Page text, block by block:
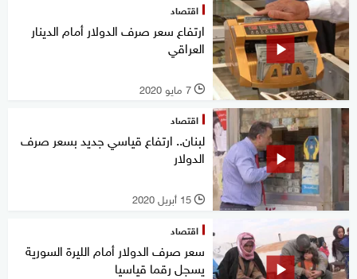
اقتصاد
ارتفاع سعر صرف الدولار أمام الدينار
العراقي
l 7 مايو 2020
اقتصاد
لبنان.. ارتفاع قياسي جديد بسعر صرف
الدولار
l 15 أبريل 2020
اقتصاد
سعر صرف الدولار أمام الليرة السورية
يسجل رقما قياسيا